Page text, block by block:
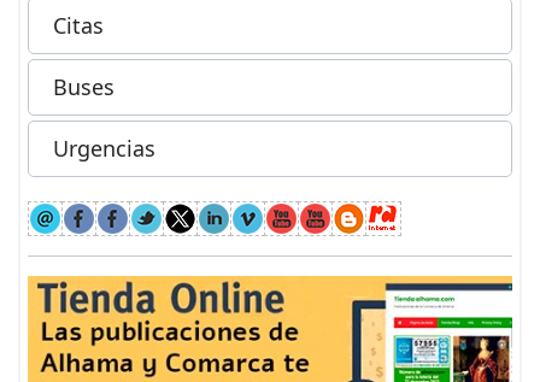
Citas
Buses
Urgencias